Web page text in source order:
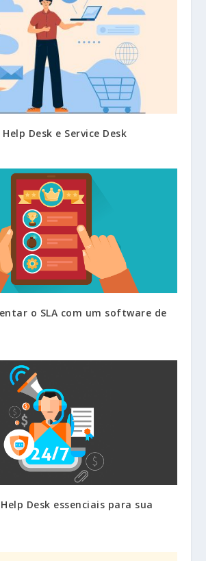
Desk e Service Desk
o SLA com um software de
Desk essenciais para sua